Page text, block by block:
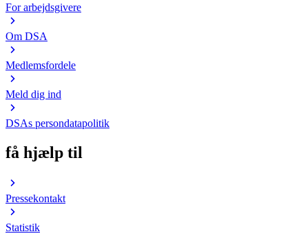
For arbejdsgivere
Om DSA
Medlemsfordele
Meld dig ind
DSAs persondatapolitik
få hjælp til
Pressekontakt
Statistik